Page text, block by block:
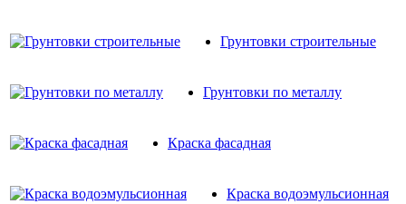
Грунтовки строительные
Грунтовки по металлу
Краска фасадная
Краска водоэмульсионная